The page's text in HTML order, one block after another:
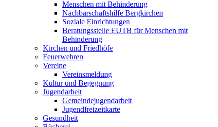
Menschen mit Behinderung
Nachbarschaftshilfe Bergkirchen
Soziale Einrichtungen
Beratungsstelle EUTB für Menschen mit
Behinderung
Kirchen und Friedhöfe
Feuerwehren
Vereine
Vereinsmeldung
Kultur und Begegnung
Jugendarbeit
Gemeindejugendarbeit
Jugendfreizeitkarte
Gesundheit